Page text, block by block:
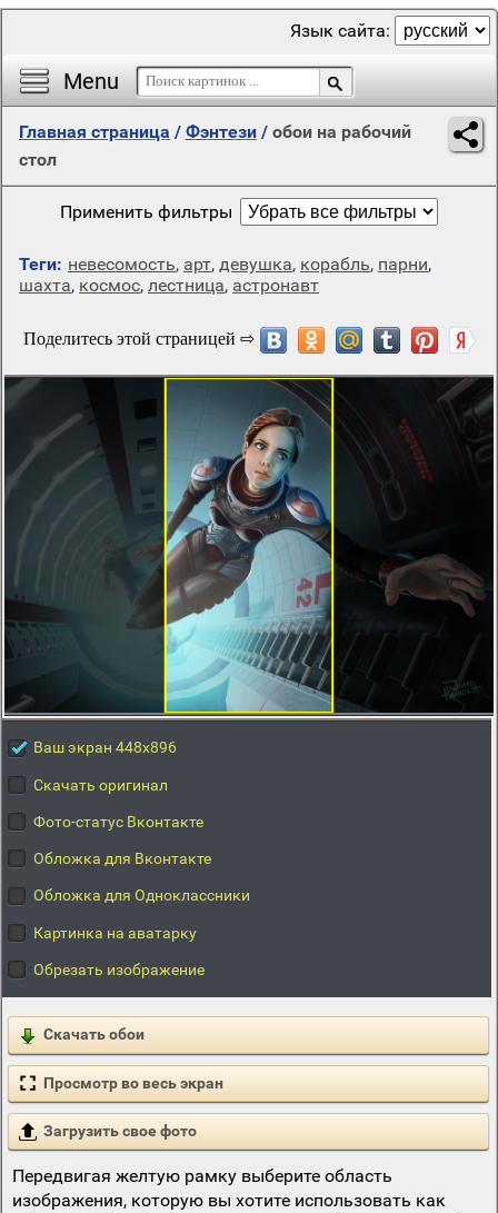
Menu
Язык сайта:
Главная страница / Фэнтези / обои на рабочий
стол
Применить фильтры
Теги: невесомость, арт, девушка, корабль, парни,
шахта, космос, лестница, астронавт
Ваш экран 448x896
Скачать оригинал
Фото-статус Вконтакте
Обложка для Вконтакте
Обложка для Одноклассники
Картинка на аватарку
Обрезать изображение
Скачать обои
Просмотр во весь экран
Загрузить свое фото
Передвигая желтую рамку выберите область
изображения, которую вы хотите использовать как